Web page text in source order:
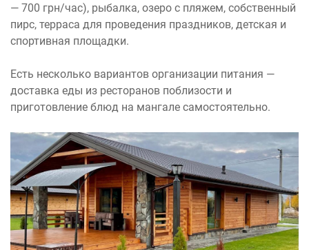
— 700 грн/час), рыбалка, озеро с пляжем, собственный
пирс, терраса для проведения праздников, детская и
спортивная площадки.
Есть несколько вариантов организации питания —
доставка еды из ресторанов поблизости и
приготовление блюд на мангале самостоятельно.